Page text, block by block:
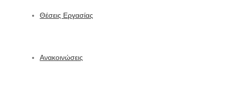
Θέσεις Εργασίας
Ανακοινώσεις